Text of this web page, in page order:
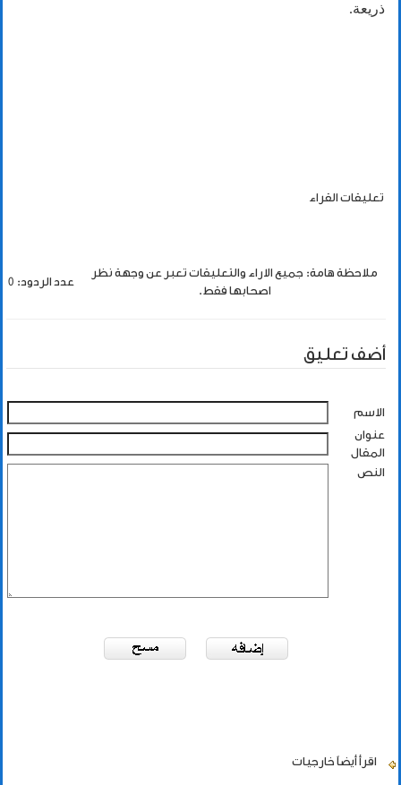
ذريعة.
تعليقات القراء
ملاحظة هامة: جميع الاراء والتعليقات تعبر عن وجهة نظر
اصحابها فقط.
عدد الردود: 0
أضف تعليق
الاسم
عنوان
المقال
النص
اقرأ أيضاً خارجيات